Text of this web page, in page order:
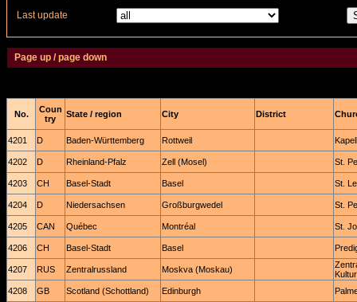
Last update
Page up / page down
No.
Coun
try
State / region City District
4201 D Baden-Württemberg Rottweil
4202 D Rheinland-Pfalz Zell (Mosel) St.
4203 CH Basel-Stadt Basel St.
4204 D Niedersachsen Großburgwedel St.
4205 CAN Québec Montréal St.
4206 CH Basel-Stadt Basel
4207 RUS Zentralrussland Moskva (Moskau)
4208
GB Scotland (Schottland) Edinburgh